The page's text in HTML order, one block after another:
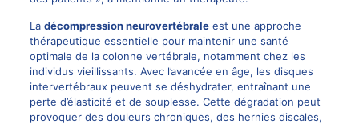
La décompression neurovertébraleest une approche
thérapeutique essentielle pour maintenir une santé
optimale de la colonne vertébrale, notamment chez les
individus vieillissants. Avec l’avancée en âge, les disques
intervertébraux peuvent se déshydrater, entraînant une
perte d’élasticité et de souplesse. Cette dégradation peut
provoquer des douleurs chroniques, des hernies discales,